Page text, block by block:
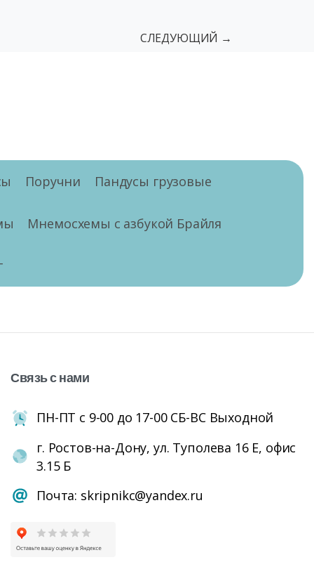
СЛЕДУЮЩИЙ →
Поручни Пандусы грузовые
Мнемосхемы с азбукой Брайля
Связьснами
ПН-ПТ с 9-00 до 17-00 СБ-ВС Выходной
г. Ростов-на-Дону, ул. Туполева 16 Е, офис
3.15 Б
Почта: skripnikc@yandex.ru